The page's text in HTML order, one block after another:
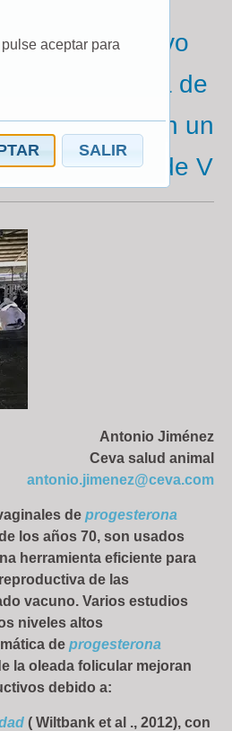
un dispositivo
progesterona de
de Delta con un
1 g en forma de V
Antonio Jiménez
Ceva salud animal
antonio.jimenez@ceva.com
de progesterona
los años 70, son usados
herramienta eficiente para
de las
vacuno. Varios estudios
niveles altos
de progesterona
la oleada folicular mejoran
debido a:
( Wiltbank et al ., 2012), con
aceptar para
SALIR